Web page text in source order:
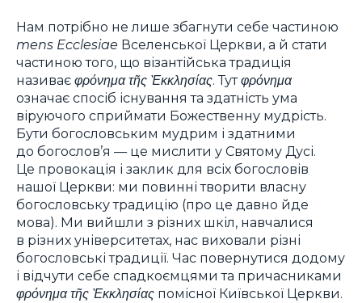
Нам потрібно не лише збагнути себе частиною
mens Ecclesiae Вселенської Церкви, а й стати
частиною того, що візантійська традиція
називає φρόνημα τῆς Ὲκκλησίας. Тутφρόνημα
означає спосіб існування та здатність ума
віруючого сприймати Божественну мудрість.
Бути богословським мудрим і здатними
до богослов’я — це мислити у Святому Дусі.
Це провокація і заклик для всіх богословів
нашої Церкви: ми повинні творити власну
богословську традицію (про це давно йде
мова). Ми вийшли з різних шкіл, навчалися
в різних університетах, нас виховали різні
богословські традиції. Час повернутися додому
і відчути себе спадкоємцями та причасниками
φρόνημα τῆς Ὲκκλησίας помісної Київської Церкви.